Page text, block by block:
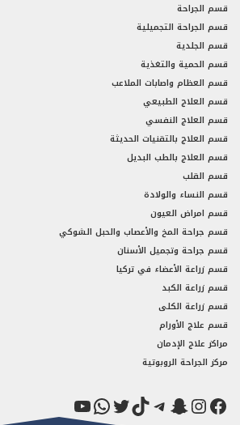
قسم الجراحة
قسم الجراحة التجميلية
قسم الجلدية
قسم الحمية والتغذية
قسم العظام واصابات الملاعب
قسم العلاج الطبيعي
قسم العلاج النفسي
قسم العلاج بالتقنيات الحديثة
قسم العلاج بالطب البديل
قسم القلب
قسم النساء والولادة
قسم امراض العيون
قسم جراحة المخ والأعصاب والحبل الشوكي
قسم جراحة وتجميل الأسنان
قسم زراعة الأعضاء في تركيا
قسم زراعة الكبد
قسم زراعة الكلى
قسم علاج الأورام
مراكز علاج الإدمان
مركز الجراحة الروبوتية
فيسبوك
إنستجرام
سناب شاتتيليجرام
تيك توكتويترواتساب
يوتيوب